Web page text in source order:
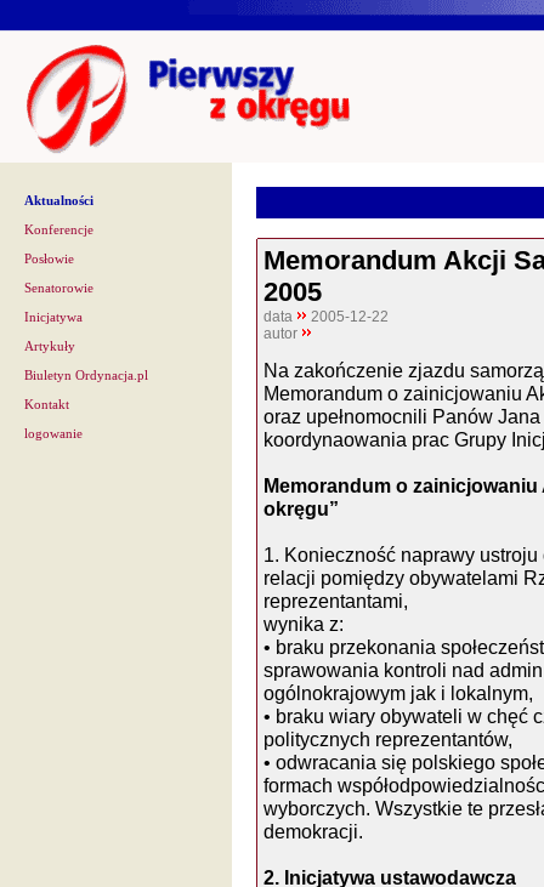
Aktualności
Konferencje
Posłowie
Senatorowie
Inicjatywa
Artykuły
Biuletyn Ordynacja.pl
Kontakt
logowanie
Memorandum Akcji
2005
data
2005-12-22
autor
Na zakończenie zjazdu
Memorandum o zainicjowaniu
oraz upełnomocnili Panów
koordynaowania prac Grupy
Memorandum o
okręgu”
1. Konieczność naprawy
relacji pomiędzy obywatelami
reprezentantami,
wynika z:
• braku przekonania
sprawowania kontroli nad
ogólnokrajowym jak i lokalnym,
• braku wiary obywateli w chęć
politycznych reprezentantów,
• odwracania się polskiego
formach
wyborczych. Wszystkie te
demokracji.
2. Inicjatywa ustawodawcza